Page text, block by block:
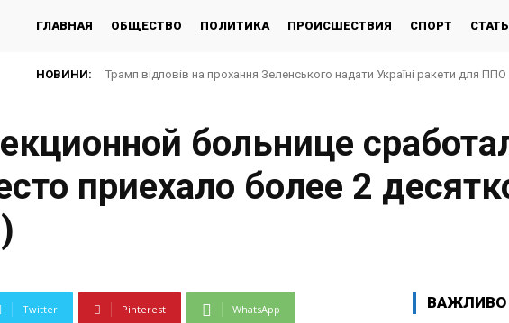
ГЛАВНАЯ ОБЩЕСТВО ПОЛИТИКА ПРОИСШЕСТВИЯ СПОРТ
НОВИНИ:Трамп відповів на прохання Зеленського надати Україні ракети для ППО
Зеленський доручив підготувати спеціальну санкційну операцію проти
больнице
приехало более 2
Twitter Pinterest WhatsApp ВАЖЛИВО